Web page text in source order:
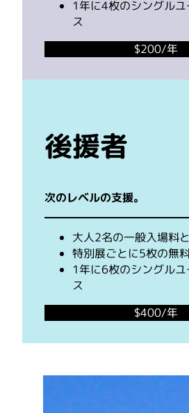
1年に4枚のシングル
ス
$200/年
後援者
次のレベルの支援。
大人2名の一般入場料
特別展ごとに5枚の無
1年に6枚のシングル
ス
$400/年